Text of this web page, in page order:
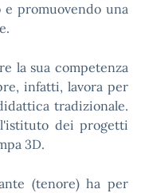
promuovendo una
la sua competenza
infatti, lavora per
tradizionale.
dei progetti
3D.
(tenore) ha per